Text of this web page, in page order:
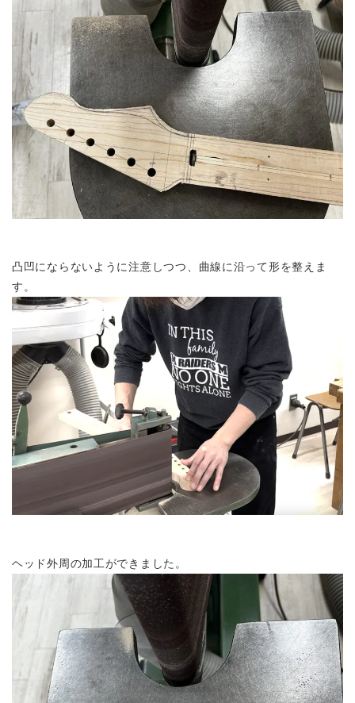
凸凹にならないように注意しつつ、曲線に沿って形を整えま
す。
ヘッド外周の加工ができました。